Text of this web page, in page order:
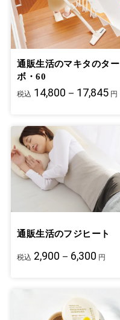
通販生活のマキタのター
ボ・60
税込 14,800－17,845 円
通販生活のフジヒート
税込 2,900－6,300 円